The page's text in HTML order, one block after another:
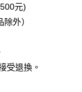
元)
外）
受退換。